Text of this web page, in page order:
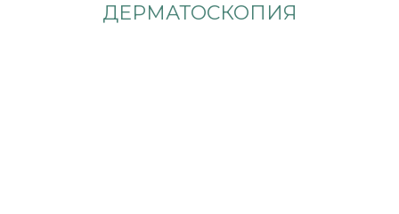
ДЕРМАТОСКОПИЯ